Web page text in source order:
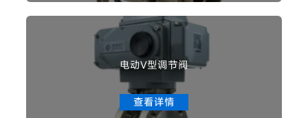
电动V型调节阀
查看详情